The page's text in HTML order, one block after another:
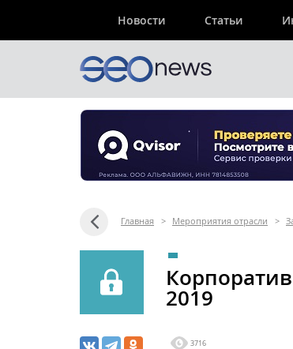
Новости Статьи
Главная > Мероприятия отрасли >
2019
3716